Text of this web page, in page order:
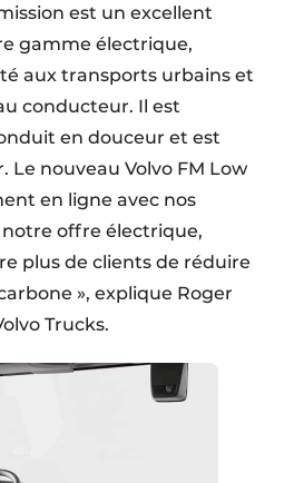
est un excellent
gamme électrique,
aux transports urbains et
conducteur. Il est
en douceur et est
nouveau Volvo FM Low
en ligne avec nos
offre électrique,
plus de clients de réduire
», explique Roger
Trucks.